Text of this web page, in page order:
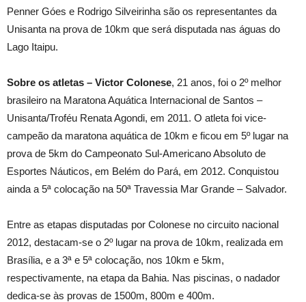
Penner Góes e Rodrigo Silveirinha são os representantes da
Unisanta na prova de 10km que será disputada nas águas do
Lago Itaipu.
Sobre os atletas – Victor Colonese, 21 anos, foi o 2º melhor
brasileiro na Maratona Aquática Internacional de Santos –
Unisanta/Troféu Renata Agondi, em 2011. O atleta foi vice-
campeão da maratona aquática de 10km e ficou em 5º lugar na
prova de 5km do Campeonato Sul-Americano Absoluto de
Esportes Náuticos, em Belém do Pará, em 2012. Conquistou
ainda a 5ª colocação na 50ª Travessia Mar Grande – Salvador.
Entre as etapas disputadas por Colonese no circuito nacional
2012, destacam-se o 2º lugar na prova de 10km, realizada em
Brasília, e a 3ª e 5ª colocação, nos 10km e 5km,
respectivamente, na etapa da Bahia. Nas piscinas, o nadador
dedica-se às provas de 1500m, 800m e 400m.